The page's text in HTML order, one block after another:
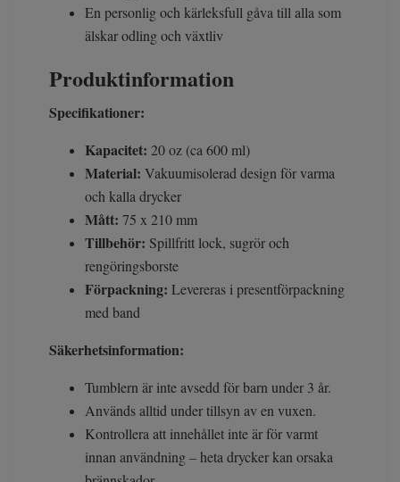
En personlig och kärleksfull gåva till alla som
älskar odling och växtliv
Produktinformation
Specifikationer:
Kapacitet: 20 oz (ca 600 ml)
Material: Vakuumisolerad design för varma
och kalla drycker
Mått: 75 x 210 mm
Tillbehör: Spillfritt lock, sugrör och
rengöringsborste
Förpackning: Levereras i presentförpackning
med band
Säkerhetsinformation:
Tumblern är inte avsedd för barn under 3 år.
Används alltid under tillsyn av en vuxen.
Kontrollera att innehållet inte är för varmt
innan användning – heta drycker kan orsaka